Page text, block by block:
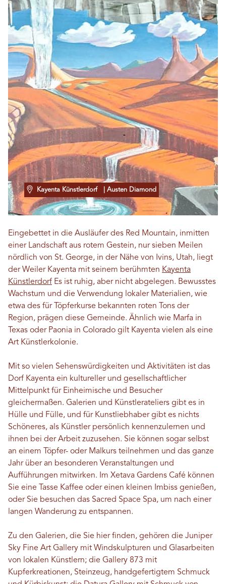
Kayenta Künstlerdorf | Austen Diamond
Eingebettet in die Ausläufer des Red Mountain, inmitten
einer Landschaft aus rotem Gestein, nur sieben Meilen
nördlich von St. George, in der Nähe von Ivins, Utah, liegt
der Weiler Kayenta mit seinem berühmten Kayenta
Künstlerdorf Es ist ruhig, aber nicht abgelegen. Bewusstes
Wachstum und die Verwendung lokaler Materialien, wie
etwa des für Töpferkurse bekannten roten Tons der
Region, prägen diese Gemeinde. Ähnlich wie Marfa in
Texas oder Paonia in Colorado gilt Kayenta vielen als eine
Art Künstlerkolonie.
Mit so vielen Sehenswürdigkeiten und Aktivitäten ist das
Dorf Kayenta ein kultureller und gesellschaftlicher
Mittelpunkt für Einheimische und Besucher
gleichermaßen. Galerien und Künstlerateliers gibt es in
Hülle und Fülle, und für Kunstliebhaber gibt es nichts
Schöneres, als Künstler persönlich kennenzulernen und
ihnen bei der Arbeit zuzusehen. Sie können sogar selbst
an einem Töpfer- oder Malkurs teilnehmen und das ganze
Jahr über an besonderen Veranstaltungen und
Aufführungen mitwirken. Im Xetava Gardens Café können
Sie eine Tasse Kaffee oder einen kleinen Imbiss genießen,
oder Sie besuchen das Sacred Space Spa, um nach einer
langen Wanderung zu entspannen.
Zu den Galerien, die Sie hier finden, gehören die Juniper
Sky Fine Art Gallery mit Windskulpturen und Glasarbeiten
von lokalen Künstlern; die Gallery 873 mit
Kupferkreationen, Steinzeug, handgefertigtem Schmuck